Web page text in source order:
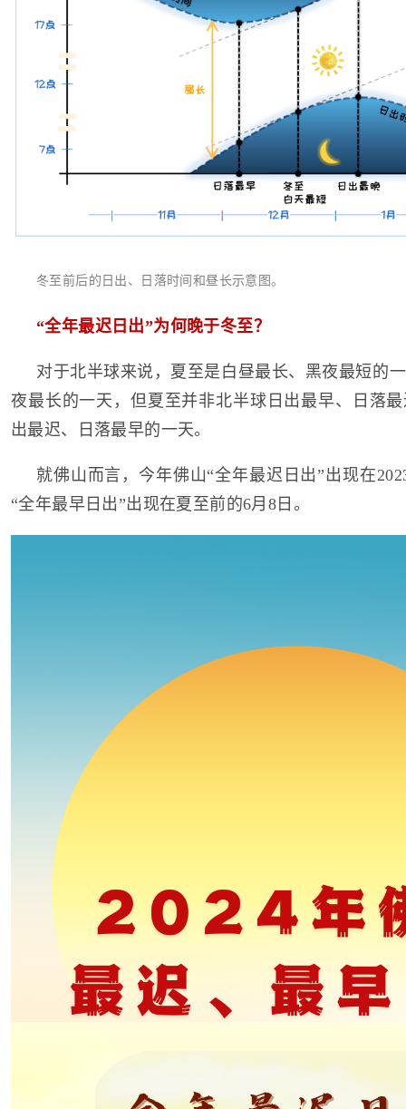
冬至前后的日出、日落时间和昼长示意图。
“全年最迟日出”为何晚于冬至？
对于北半球来说，夏至是白昼最长、黑夜最短的
夜最长的一天，但夏至并非北半球日出最早、日落
出最迟、日落最早的一天。
就佛山而言，今年佛山“全年最迟日出”出现在
“全年最早日出”出现在夏至前的6月8日。